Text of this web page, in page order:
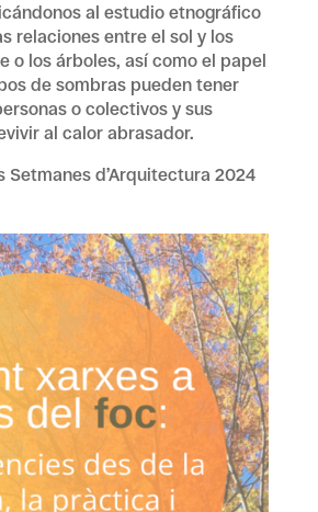
al estudio etnográfico
relaciones entre el sol y los
o los árboles, así como el papel
de sombras pueden tener
o colectivos y sus
al calor abrasador.
Setmanes d’Arquitectura 2024